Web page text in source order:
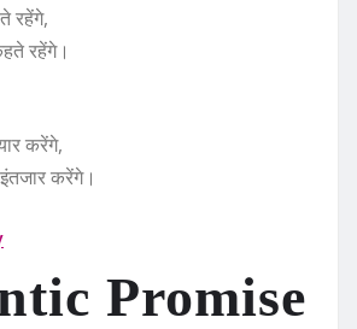
रहेंगे,
रहेंगे।
करेंगे,
करेंगे।
Promise